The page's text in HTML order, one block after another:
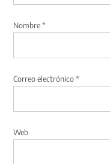
Nombre*
Correo electrónico*
Web